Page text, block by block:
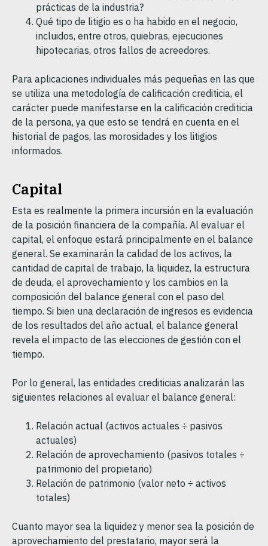
prácticas de la industria?
Qué tipo de litigio es o ha habido en el negocio,
incluidos, entre otros, quiebras, ejecuciones
hipotecarias, otros fallos de acreedores.
Para aplicaciones individuales más pequeñas en las que
se utiliza una metodología de calificación crediticia, el
carácter puede manifestarse en la calificación crediticia
de la persona, ya que esto se tendrá en cuenta en el
historial de pagos, las morosidades y los litigios
informados.
Capital
Esta es realmente la primera incursión en la evaluación
de la posición financiera de la compañía. Al evaluar el
capital, el enfoque estará principalmente en el balance
general. Se examinarán la calidad de los activos, la
cantidad de capital de trabajo, la liquidez, la estructura
de deuda, el aprovechamiento y los cambios en la
composición del balance general con el paso del
tiempo. Si bien una declaración de ingresos es evidencia
de los resultados del año actual, el balance general
revela el impacto de las elecciones de gestión con el
tiempo.
Por lo general, las entidades crediticias analizarán las
siguientes relaciones al evaluar el balance general:
Relación actual (activos actuales ÷ pasivos
actuales)
Relación de aprovechamiento (pasivos totales ÷
patrimonio del propietario)
Relación de patrimonio (valor neto ÷ activos
totales)
Cuanto mayor sea la liquidez y menor sea la posición de
aprovechamiento del prestatario, mayor será la